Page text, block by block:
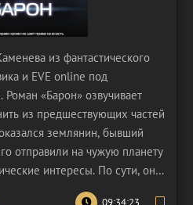
из фантастического
и EVE online под
«Барон» озвучивает
из предшествующих частей
землянин, бывший
отправили на чужую планету
интересы. По сути, он
Таких как он
09:34:23